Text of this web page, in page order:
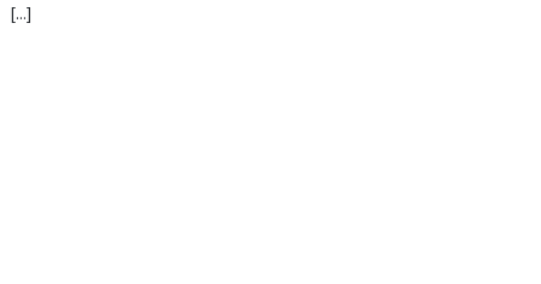
[...]